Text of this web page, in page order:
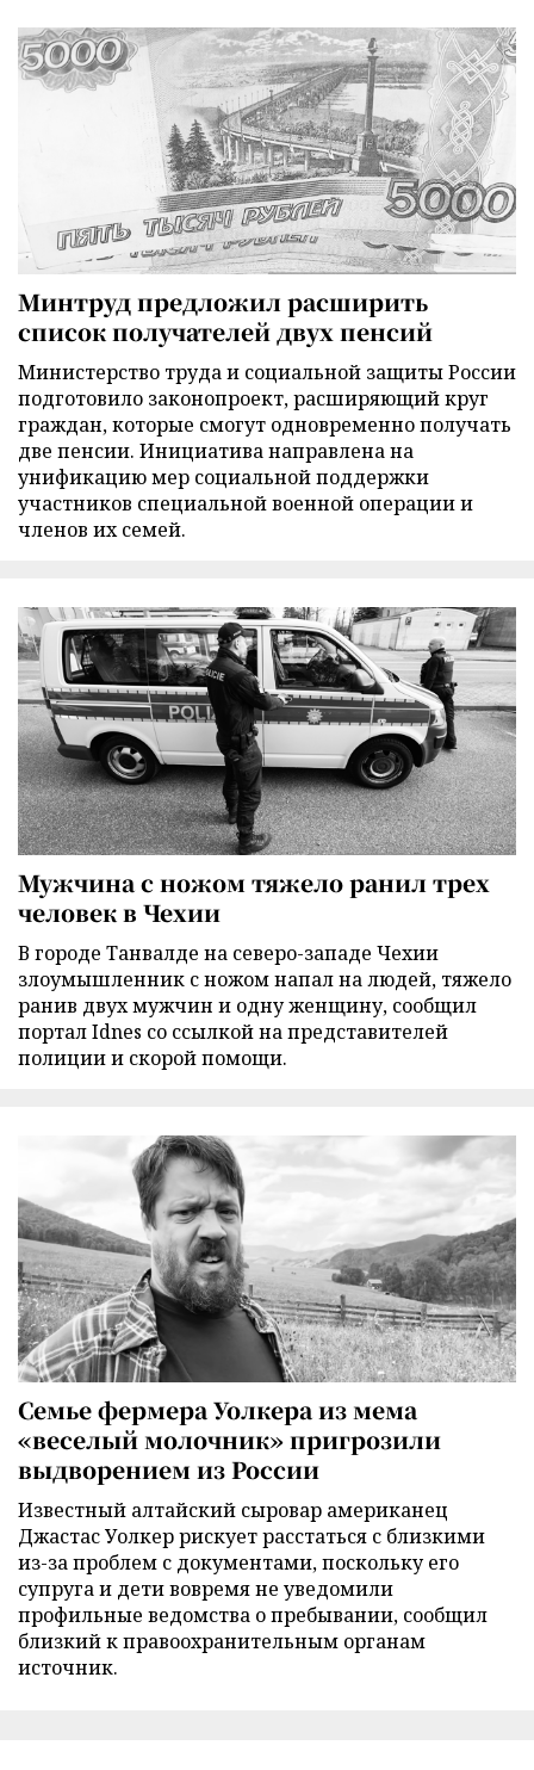
Минтруд предложил расширить
список получателей двух пенсий
Министерство труда и социальной защиты России
подготовило законопроект, расширяющий круг
граждан, которые смогут одновременно получать
две пенсии. Инициатива направлена на
унификацию мер социальной поддержки
участников специальной военной операции и
членов их семей.
Мужчина с ножом тяжело ранил трех
человек в Чехии
В городе Танвалде на северо-западе Чехии
злоумышленник с ножом напал на людей, тяжело
ранив двух мужчин и одну женщину, сообщил
портал Idnes со ссылкой на представителей
полиции и скорой помощи.
Семье фермера Уолкера из мема
«веселый молочник» пригрозили
выдворением из России
Известный алтайский сыровар американец
Джастас Уолкер рискует расстаться с близкими
из-за проблем с документами, поскольку его
супруга и дети вовремя не уведомили
профильные ведомства о пребывании, сообщил
близкий к правоохранительным органам
источник.